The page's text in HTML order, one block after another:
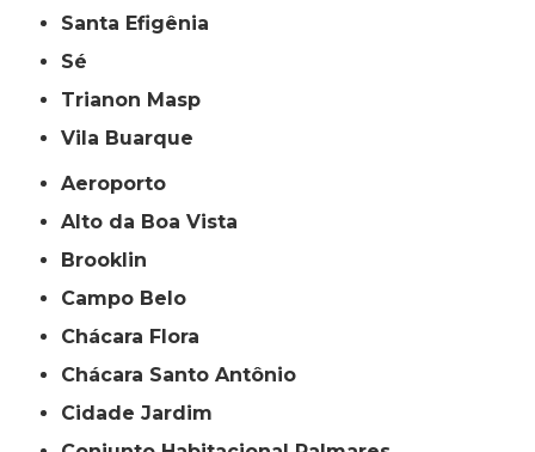
Santa Efigênia
Sé
Trianon Masp
Vila Buarque
Aeroporto
Alto da Boa Vista
Brooklin
Campo Belo
Chácara Flora
Chácara Santo Antônio
Cidade Jardim